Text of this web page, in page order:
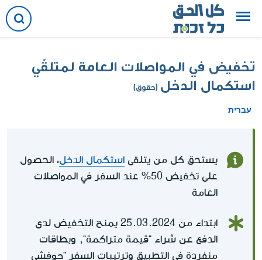
تخفيض في المواصلات العامة لمتلقّي
استكمال الدخل
(حقوق)
עברית
يستحق كل من يتلقى استكمال الدخل، الحصول
على تخفيض 50% عند السفر في المواصلات
العامة
ابتداء من 25.03.2024 يمنح التخفيض لدى
الدفع عن شراء "قيمة متراكمة", وبطاقات
منفردة في التطبيق وترتيبات السفر "حوفشي